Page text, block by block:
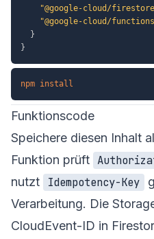
"@google-cloud/
"@google-cloud/
}
}
npm install
Funktionscode
Speichere diesen Inhalt
Funktion prüft
nutzt
Idempotency-Key
Verarbeitung. Die
CloudEvent-ID in